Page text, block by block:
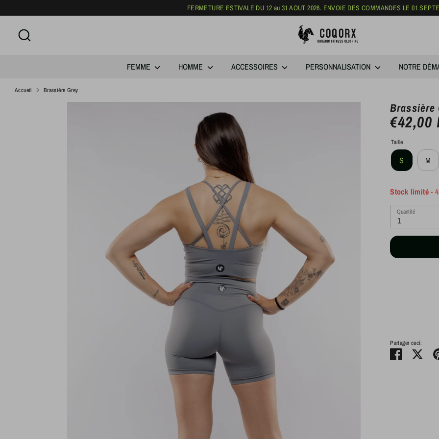
au
contenu
FERMETURE ESTIVALE DU 12 au 31 AOUT 2026. ENVOIE DES COMMANDES LE 01
boutique
FEMME HOMME ACCESSOIRES PERSONNALISATION NOTRE
Accueil Brassière Grey
Brassière
€42,00
Taille
S M
Stock limité- 4
Quantité
1
Partager ceci:
Partager